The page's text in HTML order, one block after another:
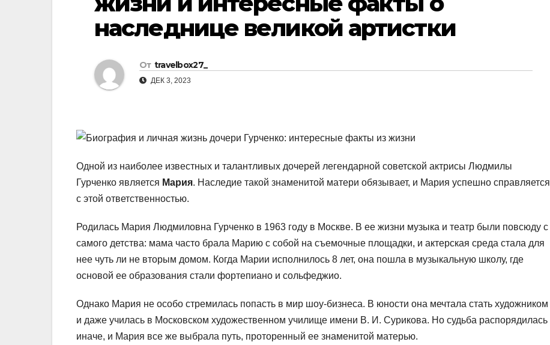
наследнице великой артистки
От travelbox27_
ДЕК 3, 2023
Одной из наиболее известных и талантливых дочерей легендарной советской актрисы Людмилы
Гурченко является Мария. Наследие такой знаменитой матери обязывает, и Мария успешно справляется
с этой ответственностью.
Родилась Мария Людмиловна Гурченко в 1963 году в Москве. В ее жизни музыка и театр были повсюду с
самого детства: мама часто брала Марию с собой на съемочные площадки, и актерская среда стала для
нее чуть ли не вторым домом. Когда Марии исполнилось 8 лет, она пошла в музыкальную школу, где
основой ее образования стали фортепиано и сольфеджио.
Однако Мария не особо стремилась попасть в мир шоу-бизнеса. В юности она мечтала стать художником
и даже училась в Московском художественном училище имени В. И. Сурикова. Но судьба распорядилась
иначе, и Мария все же выбрала путь, проторенный ее знаменитой матерью.